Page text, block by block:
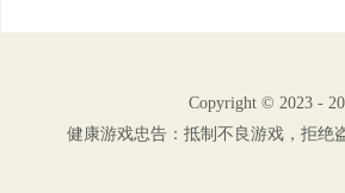
Copyright © 2023 -
健康游戏忠告：抵制不良游戏，拒绝